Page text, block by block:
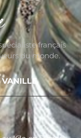
français
du monde.
VANILLE